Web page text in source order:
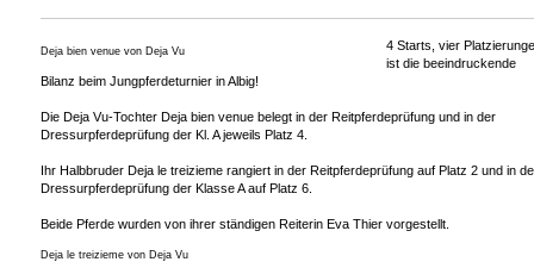
Deja bien venue von Deja Vu
4 Starts, vier
ist die beeindruckende
Bilanz beim Jungpferdeturnier in Albig!
Die Deja Vu-Tochter Deja bien venue belegt in der Reitpferdeprüfung und in der
Dressurpferdeprüfung der Kl. A jeweils Platz 4.
Ihr Halbbruder Deja le treizieme rangiert in der Reitpferdeprüfung auf Platz 2 und in
Dressurpferdeprüfung der Klasse A auf Platz 6.
Beide Pferde wurden von ihrer ständigen Reiterin Eva Thier vorgestellt.
Deja le treizieme von Deja Vu